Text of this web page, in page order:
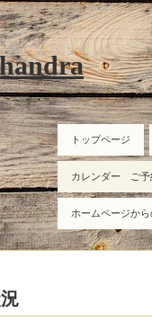
トップページ
カレンダー ご予
ホームページか